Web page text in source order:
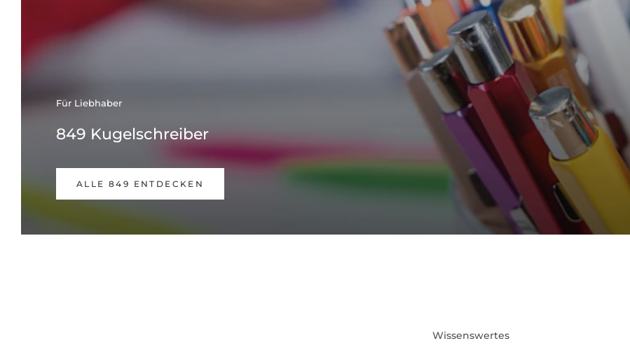
Für Liebhaber
849 Kugelschreiber
ALLE 849 ENTDECKEN
Wissenswertes